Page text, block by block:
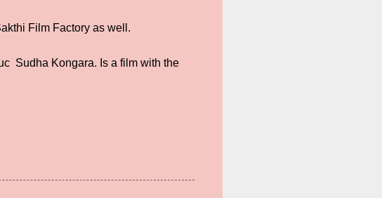
Film Factory as well.
Sudha Kongara. Is a film with the